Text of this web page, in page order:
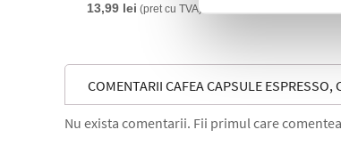
13,99 lei (pret cu TVA)
COMENTARII CAFEA CAPSULE
Nu exista comentarii. Fii primul care